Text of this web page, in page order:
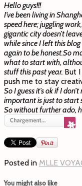
Hello guys!!!
I’ve been living in
speed here; juggling
gigantic city doesn’t
while since I left this
again to be honest.So
what to start with,
stuff this past year. But
push me to stay
So I guess it’s ok if I
important is just to start
So without further ado,
Posted in MLLE
You might also like